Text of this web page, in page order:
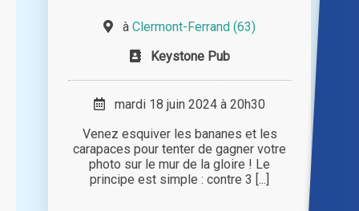
à Clermont-Ferrand (63)
Keystone Pub
mardi 18 juin 2024 à 20h30
Venez esquiver les bananes et les
carapaces pour tenter de gagner votre
photo sur le mur de la gloire ! Le
principe est simple : contre 3 [...]